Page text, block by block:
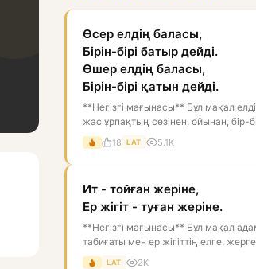
Өсер елдің баласы,
Бірін-бірі батыр дейді.
Өшер елдің баласы,
Бірін-бірі қатын дейді.
**Негізгі мағынасы** Бұл мақал
жас ұрпақтың сөзінен, ойынан, бір-
бағасынан білінеді дегенді...
18 LAT 5.1K
Ит - тойған жеріне,
Ер жігіт - туған жеріне.
**Негізгі мағынасы** Бұл мақал
табиғаты мен ер жігіттің елге,
сүйіспеншілігін салыстырады. Ит
LAT 2K